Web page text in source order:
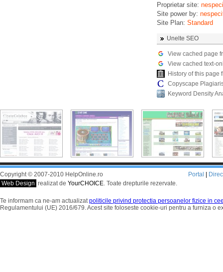
Proprietar site:
Site power by:
Site Plan: Standard
Unelte SEO
View cached page
View cached text-
History of this page
Copyscape
Keyword Density
Copyright © 2007-2010 HelpOnline.ro
Web Design realizat de YourCHOICE. Toate drepturile rezervate.
Portal
Te informam ca ne-am actualizatpoliticile privind protectia persoanelor fizice in
Regulamentului (UE) 2016/679. Acest site foloseste cookie-uri pentru a furniza o